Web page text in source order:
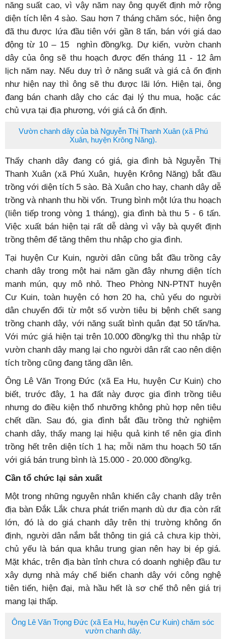
năng suất cao, vì vậy năm nay ông quyết định mở rộng
diện tích lên 4 sào. Sau hơn 7 tháng chăm sóc, hiện ông
đã thu được lứa đầu tiên với gần 8 tấn, bán với giá dao
động từ 10 – 15 nghìn đồng/kg. Dự kiến, vườn chanh
dây của ông sẽ thu hoạch được đến tháng 11 - 12 âm
lịch năm nay. Nếu duy trì ở năng suất và giá cả ổn định
như hiện nay thì ông sẽ thu được lãi lớn. Hiện tại, ông
đang bán chanh dây cho các đại lý thu mua, hoặc các
chủ vựa tại địa phương, với giá cả ổn định.
Vườn chanh dây của bà Nguyễn Thị Thanh Xuân (xã Phú
Xuân, huyện Krông Năng).
Thấy chanh dây đang có giá, gia đình bà Nguyễn Thị
Thanh Xuân (xã Phú Xuân, huyện Krông Năng) bắt đầu
trồng với diện tích 5 sào. Bà Xuân cho hay, chanh dây dễ
trồng và nhanh thu hồi vốn. Trung bình một lứa thu hoạch
(liên tiếp trong vòng 1 tháng), gia đình bà thu 5 - 6 tấn.
Việc xuất bán hiện tại rất dễ dàng vì vậy bà quyết định
trồng thêm để tăng thêm thu nhập cho gia đình.
Tại huyện Cư Kuin, người dân cũng bắt đầu trồng cây
chanh dây trong một hai năm gần đây nhưng diện tích
manh mún, quy mô nhỏ. Theo Phòng NN-PTNT huyện
Cư Kuin, toàn huyện có hơn 20 ha, chủ yếu do người
dân chuyển đổi từ một số vườn tiêu bị bệnh chết sang
trồng chanh dây, với năng suất bình quân đạt 50 tấn/ha.
Với mức giá hiện tại trên 10.000 đồng/kg thì thu nhập từ
vườn chanh dây mang lại cho người dân rất cao nên diện
tích trồng cũng đang tăng dần lên.
Ông Lê Văn Trọng Đức (xã Ea Hu, huyện Cư Kuin) cho
biết, trước đây, 1 ha đất này được gia đình trồng tiêu
nhưng do điều kiện thổ nhưỡng không phù hợp nên tiêu
chết dần. Sau đó, gia đình bắt đầu trồng thử nghiệm
chanh dây, thấy mang lại hiệu quả kinh tế nên gia đình
trồng hết trên diện tích 1 ha; mỗi năm thu hoạch 50 tấn
với giá bán trung bình là 15.000 - 20.000 đồng/kg.
Cần tổ chức lại sản xuất
Một trong những nguyên nhân khiến cây chanh dây trên
địa bàn Đắk Lắk chưa phát triển mạnh dù dư địa còn rất
lớn, đó là do giá chanh dây trên thị trường không ổn
định, người dân nắm bắt thông tin giá cả chưa kịp thời,
chủ yếu là bán qua khâu trung gian nên hay bị ép giá.
Mặt khác, trên địa bàn tỉnh chưa có doanh nghiệp đầu tư
xây dựng nhà máy chế biến chanh dây với công nghệ
tiên tiến, hiện đại, mà hầu hết là sơ chế thô nên giá trị
mang lại thấp.
Ông Lê Văn Trọng Đức (xã Ea Hu, huyện Cư Kuin) chăm sóc
vườn chanh dây.